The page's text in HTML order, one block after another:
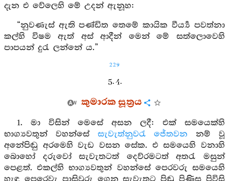
දැන එ වේලෙහි මේ උදන් ඇනූහ:
“නුවණැස් ඇති පණ්ඩිත තෙමේ කායික වීර්‍ය්‍ය පවත්නා
කල්හි විෂම ඇත් අස් ආදීන් මෙන් මේ සත්ලොවෙහි
පාපයන් දුරැ ලන්නේ ය.”
229
5. 4.
කුමාරක සූත්‍රය
1. මා විසින් මෙසේ අසන ලදී: එක් සමයෙක්හි
භාග්‍යවතුන් වහන්සේ සැවැත්නුවරැ ජේතවන නම් වූ
අනේපිඬු අරමෙහි වැඩ වසන සේක. එ සමයෙහි වනාහි
බොහෝ දරුවෝ සැවැතටත් දෙව්රමටත් අතරැ මසුන්
පෙළත්. එකල්හි භාග්‍යවතුන් වහන්සේ පෙරවරු සමයෙහි